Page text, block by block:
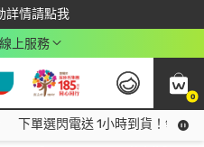
詳情請點我
高回饋$350
上服務
0
下單選閃電送 1小時到貨！領神